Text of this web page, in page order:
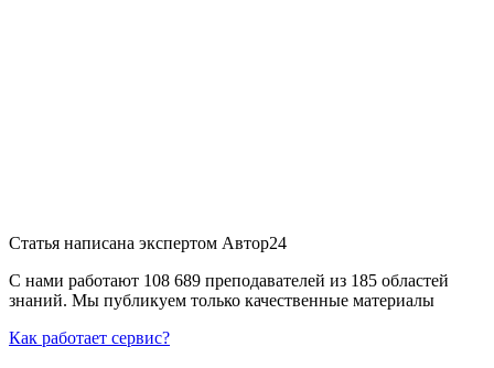
Статья написана экспертом Автор24
С нами работают 108 689 преподавателей из 185 областей
знаний. Мы публикуем только качественные материалы
Как работает сервис?